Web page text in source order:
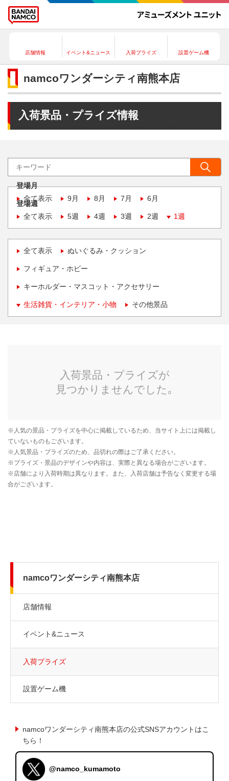
店舗情報 イベント&ニュース 入荷プライズ 設置ゲーム機
namcoワンダーシティ南熊本店
入荷景品・プライズ情報
登場月
全て表示
9月 8月 7月 6月
登場週
全て表示
5週 4週 3週 2週 1週
全て表示 ぬいぐるみ・クッション
フィギュア・ホビー
キーホルダー・マスコット・アクセサリー
生活雑貨・インテリア・小物 その他景品
namcoワンダーシティ南熊本店
店舗情報
イベント&ニュース
入荷プライズ
設置ゲーム機
namcoワンダーシティ南熊本店の公式SNSアカウントはこ
ちら！
@namco_kumamoto